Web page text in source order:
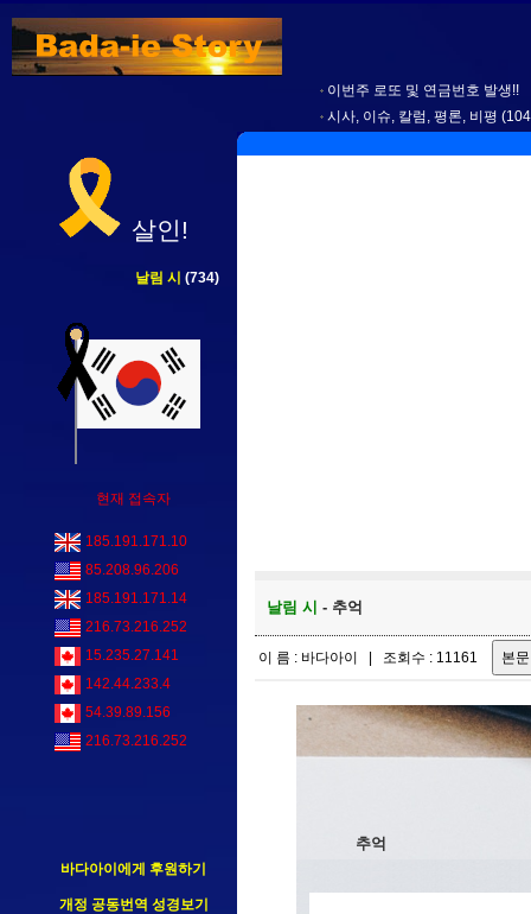
이번주 로또 및 연금번호 발생!!
시사, 이슈, 칼럼, 평론, 비평
살인!
날림 시 (734)
현재 접속자
185.191.171.10
85.208.96.206
185.191.171.14
216.73.216.252
15.235.27.141
142.44.233.4
54.39.89.156
216.73.216.252
바다아이에게 후원하기
개정 공동번역 성경보기
날림 시 - 추억
이 름 : 바다아이 | 조회수 : 11161
추억